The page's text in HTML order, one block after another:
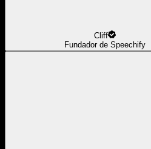
Cliff
Fundador de Speechify